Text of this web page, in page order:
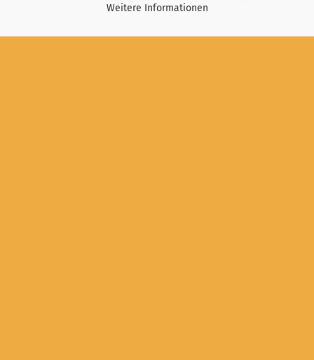
Weitere Informationen